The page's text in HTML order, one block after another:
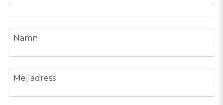
name
Namn
email
Mejladress